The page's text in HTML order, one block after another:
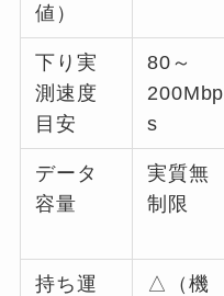
値）
下り実
測速度
目安
80～
200Mbp
s
データ
容量
実質無
制限
持ち運
△（機